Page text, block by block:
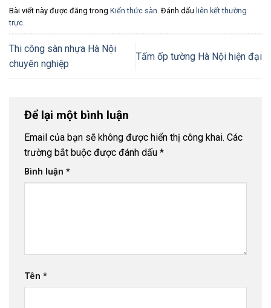
Bài viết này được đăng trong Kiến thức sàn . Đánh dấu liên kết thường
trực
Thi công sàn nhựa Hà Nội
chuyên nghiệp
Tấm ốp tường Hà Nội hiện đại
Để lại một bình luận
Email của bạn sẽ không được hiển thị công khai. Các
trường bắt buộc được đánh dấu *
Bình luận *
Tên *